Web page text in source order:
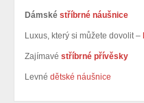
Dámské stříbrné náušnice
Luxus, který si můžete dovolit –
Zajímavé stříbrné přívěsky
Levné dětské náušnice